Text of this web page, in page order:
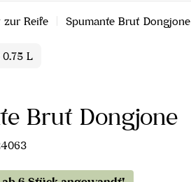
zur Reife Spumante Brut Dongjone
L
Brut Dongjone